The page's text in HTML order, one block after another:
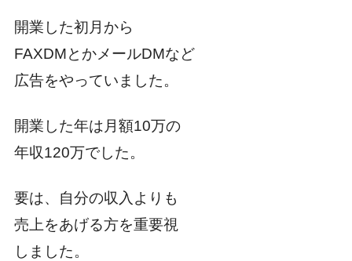
開業した初月から
FAXDMとかメールDMなど
広告をやっていました。
開業した年は月額10万の
年収120万でした。
要は、自分の収入よりも
売上をあげる方を重要視
しました。